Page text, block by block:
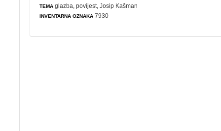
TEMA glazba ,povijest , Josip Kašman
INVENTARNA OZNAKA 7930